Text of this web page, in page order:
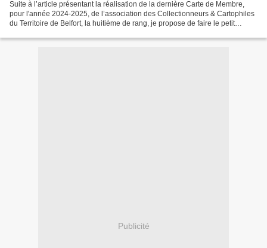
Suite à l’article présentant la réalisation de la dernière Carte de Membre,
pour l'année 2024-2025, de l’association des Collectionneurs & Cartophiles
du Territoire de Belfort, la huitième de rang, je propose de faire le petit
Publicité